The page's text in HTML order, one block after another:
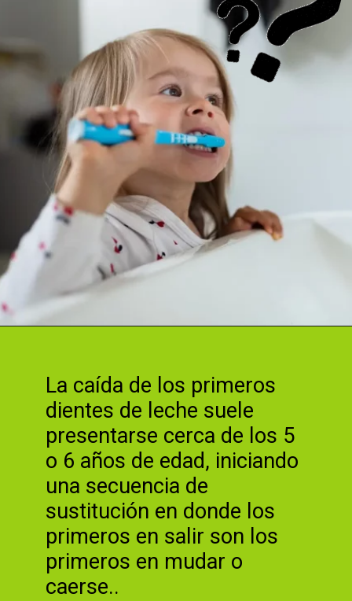
La caída de los primeros
dientes de leche suele
presentarse cerca de los 5
o 6 años de edad, iniciando
una secuencia de
sustitución en donde los
primeros en salir son los
primeros en mudar o
caerse..